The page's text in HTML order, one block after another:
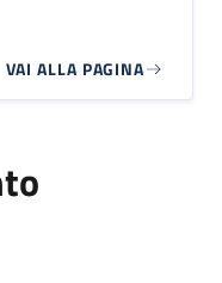
VAI ALLA PAGINA